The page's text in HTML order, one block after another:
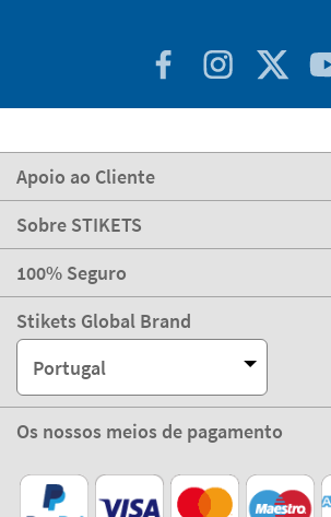
Apoio ao Cliente
Sobre STIKETS
100% Seguro
Stikets Global Brand
Portugal
Os nossos meios de pagamento